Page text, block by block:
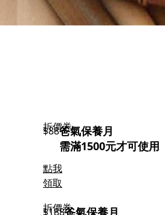
折價券
$88爸氣保養月
需滿1500元才可使用
點我
領取
折價券
$188爸氣保養月